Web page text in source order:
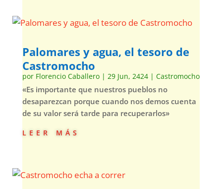
Palomares y agua, el tesoro de
Castromocho
por Florencio Caballero| 29 Jun, 2424| Castromocho
«Es importante que nuestros pueblos no
desaparezcan porque cuando nos demos cuenta
de su valor será tarde para recuperarlos»
leer más